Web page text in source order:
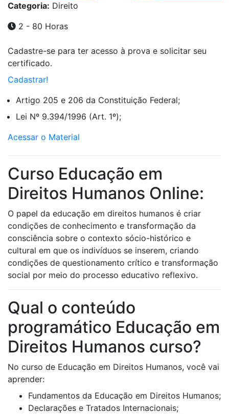
Categoria: Direito
2 - 80 Horas
Cadastre-se para ter acesso à prova e solicitar seu
certificado.
Cadastrar!
Artigo 205 e 206 da Constituição Federal;
Lei Nº 9.394/1996 (Art. 1º);
Acessar o Material
Curso Educação em
Direitos Humanos Online:
O papel da educação em direitos humanos é criar
condições de conhecimento e transformação da
consciência sobre o contexto sócio-histórico e
cultural em que os indivíduos se inserem, criando
condições de questionamento crítico e transformação
social por meio do processo educativo reflexivo.
Qual o conteúdo
programático Educação em
Direitos Humanos curso?
No curso de Educação em Direitos Humanos, você vai
aprender:
Fundamentos da Educação em Direitos Humanos;
Declarações e Tratados Internacionais;